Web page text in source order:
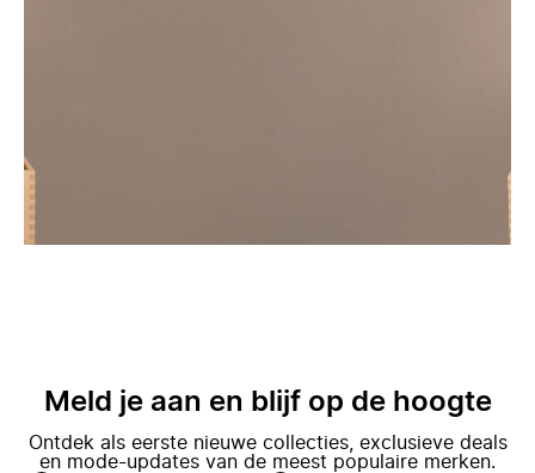
Meld je aan en blijf op de hoogte
Ontdek als eerste nieuwe collecties, exclusieve deals
en mode-updates van de meest populaire merken.